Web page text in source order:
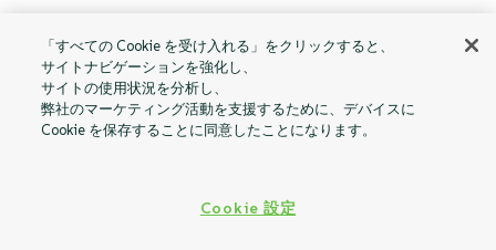
「すべての Cookie を受け入れる」をクリックすると、
サイトナビゲーションを強化し、
サイトの使用状況を分析し、
弊社のマーケティング活動を支援するために、デバイスに
Cookie を保存することに同意したことになります。
Cookie 設定